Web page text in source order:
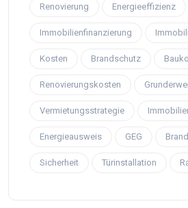
Renovierung Energieeffizienz
Immobilienfinanzierung
Kosten Brandschutz
Renovierungskosten
Vermietungsstrategie
Energieausweis GEG
Sicherheit Türinstallation